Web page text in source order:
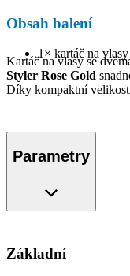
Obsah balení
1× kartáč na
Kartáč na vlasy se
Styler Rose Gold
Díky kompaktní
Parametry
Základní